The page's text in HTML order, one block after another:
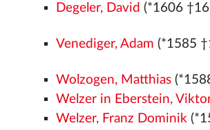
Degeler, David (*1606
Venediger, Adam (*1585
Wolzogen, Matthias
Welzer in Eberstein,
Welzer, Franz Dominik